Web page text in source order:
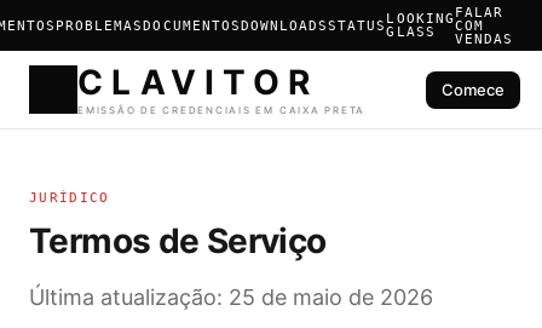
PROBLEMASDOCUMENTOSDOWNLOADSSTATUS LOOKING
GLASS
FALAR
COM
VENDAS
EMISSÃO DE CREDENCIAIS
Comece
JURÍDICO
Termos de Serviço
Última atualização: 25 de maio de 2026